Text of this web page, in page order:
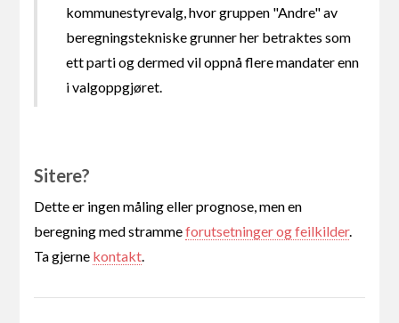
kommunestyrevalg, hvor gruppen "Andre" av
beregningstekniske grunner her betraktes som
ett parti og dermed vil oppnå flere mandater enn
i valgoppgjøret.
Sitere?
Dette er ingen måling eller prognose, men en
beregning med strammeforutsetninger og feilkilder.
Ta gjerne kontakt.